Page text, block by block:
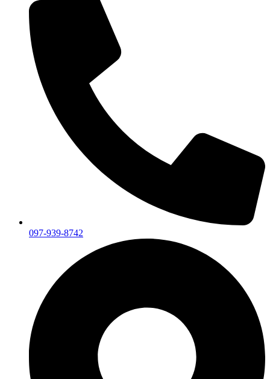
097-939-8742